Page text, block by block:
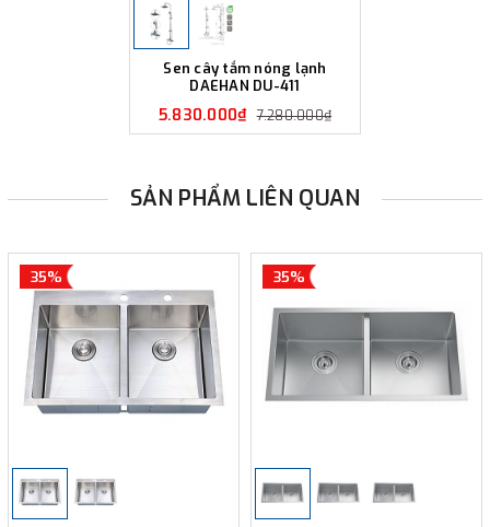
Sen cây tắm nóng lạnh
DAEHAN DU-411
5.830.000₫ 7.280.000₫
SẢN PHẨM LIÊN QUAN
35% 35%